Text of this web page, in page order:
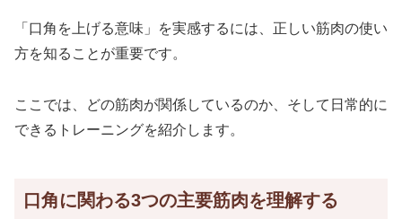
「口角を上げる意味」を実感するには、正しい筋肉の使い
方を知ることが重要です。
ここでは、どの筋肉が関係しているのか、そして日常的に
できるトレーニングを紹介します。
口角に関わる3つの主要筋肉を理解する